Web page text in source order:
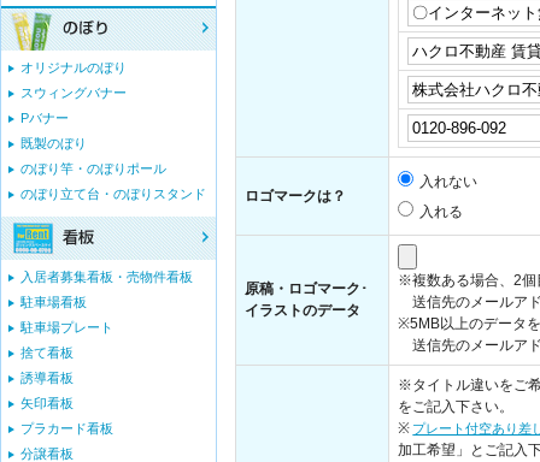
ロゴマークは？
入れない
入れる
原稿・ロゴマーク･
イラストのデータ
※複数ある場合、2個
送信先のメールア
※5MB以上のデータ
送信先のメールア
※タイトル違いをご
をご記入下さい。
※ プレート付空あり差
加工希望」とご記入
オリジナルのぼり
スウィングバナー
Pバナー
既製のぼり
のぼり竿・のぼりポール
のぼり立て台・のぼりスタンド
入居者募集看板・売物件看板
駐車場看板
駐車場プレート
捨て看板
誘導看板
矢印看板
プラカード看板
分譲看板